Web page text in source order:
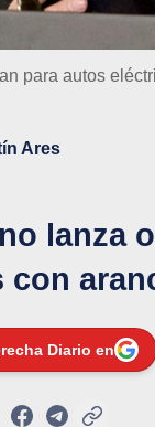
para autos
Ares
lanza
con
Diario en